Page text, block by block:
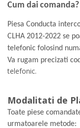
Cum dai comanda?
Piesa Conducta
CLHA 2012-2022 se
telefonic folosind
Va rugam precizati
telefonic.
Modalitati de
Toate piese
urmatoarele metode: